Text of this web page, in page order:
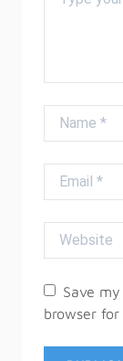
Name
Email
Website
Save
browser